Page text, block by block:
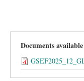
Documents